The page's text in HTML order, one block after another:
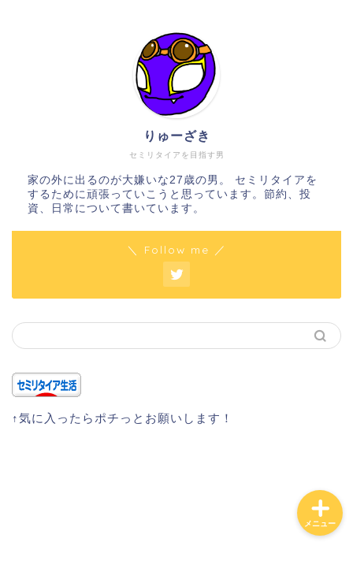
セミリタイアを目指す男
りゅーざき
家の外に出るのが大嫌いな27歳の男。 セミリタイアを
するために頑張っていこうと思っています。節約、投
資、日常について書いています。
＼ Follow me ／
↑気に入ったらポチっとお願いします！
メニュー